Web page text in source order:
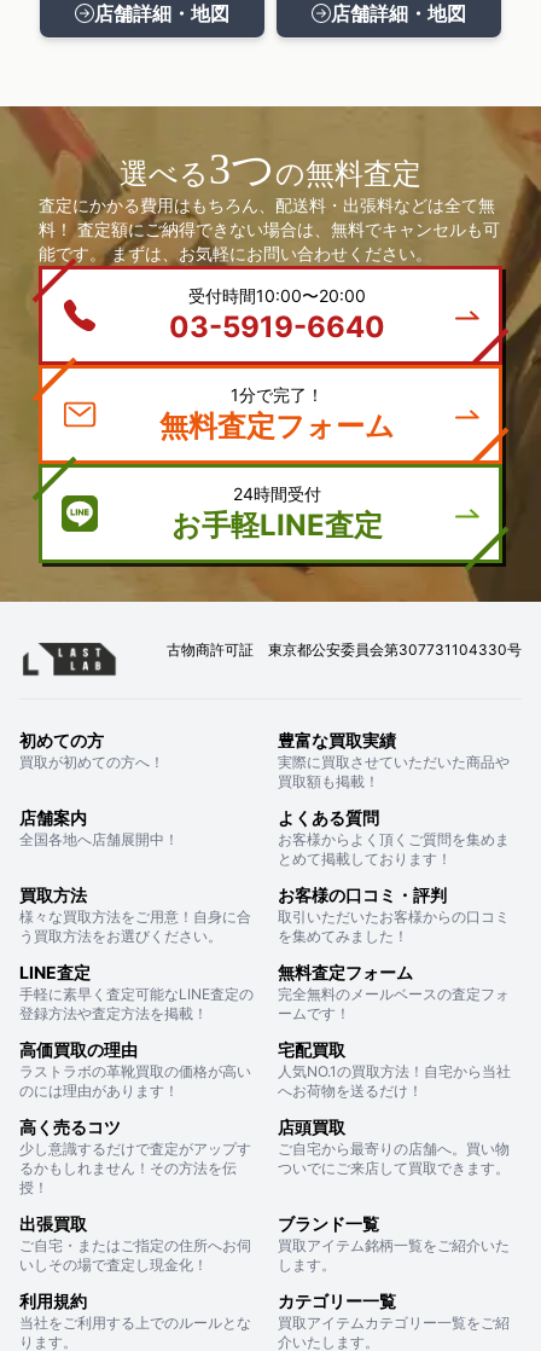
店舗詳細・地図 店舗詳細・地図
選べる3つの無料査定
査定にかかる費用はもちろん、配送料・出張料などは全て無
料！ 査定額にご納得できない場合は、無料でキャンセルも可
能です。 まずは、お気軽にお問い合わせください。
受付時間10:00〜20:00
03-5919-6640
1分で完了！
無料査定フォーム
24時間受付
お手軽LINE査定
古物商許可証 東京都公安委員会第307731104330号
初めての方
買取が初めての方へ！
豊富な買取実績
実際に買取させていただいた商品や
買取額も掲載！
店舗案内
全国各地へ店舗展開中！
よくある質問
お客様からよく頂くご質問を集めま
とめて掲載しております！
買取方法
様々な買取方法をご用意！自身に合
う買取方法をお選びください。
お客様の口コミ・評判
取引いただいたお客様からの口コミ
を集めてみました！
LINE査定
手軽に素早く査定可能なLINE査定の
登録方法や査定方法を掲載！
無料査定フォーム
完全無料のメールベースの査定フォ
ームです！
高価買取の理由
ラストラボの革靴買取の価格が高い
のには理由があります！
宅配買取
人気NO.1の買取方法！自宅から当社
へお荷物を送るだけ！
高く売るコツ
少し意識するだけで査定がアップす
るかもしれません！その方法を伝
授！
店頭買取
ご自宅から最寄りの店舗へ。買い物
ついでにご来店して買取できます。
出張買取
ご自宅・またはご指定の住所へお伺
いしその場で査定し現金化！
ブランド一覧
買取アイテム銘柄一覧をご紹介いた
します。
利用規約
当社をご利用する上でのルールとな
ります。
カテゴリー一覧
買取アイテムカテゴリー一覧をご紹
介いたします。